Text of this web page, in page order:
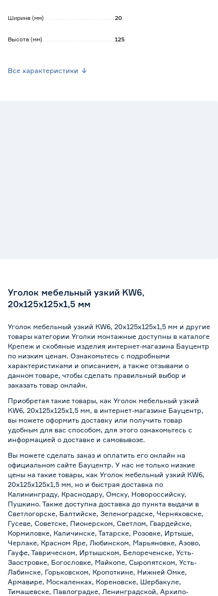
Ширина (мм) 20
Высота (мм) 125
Все характеристики
Уголок мебельный узкий KW6,
20х125х125х1,5 мм
Уголок мебельный узкий KW6, 20х125х125х1,5 мм и другие
товары категории Уголки монтажные доступны в каталоге
Крепеж и скобяные изделия интернет-магазина Бауцентр
по низким ценам. Ознакомьтесь с подробными
характеристиками и описанием, а также отзывами о
данном товаре, чтобы сделать правильный выбор и
заказать товар онлайн.
Приобретая такие товары, как Уголок мебельный узкий
KW6, 20х125х125х1,5 мм, в интернет-магазине Бауцентр,
вы можете оформить доставку или получить товар
удобным для вас способом, для этого ознакомьтесь с
информацией о доставке и самовывозе.
Вы можете сделать заказ и оплатить его онлайн на
официальном сайте Бауцентр. У нас не только низкие
цены на такие товары, как Уголок мебельный узкий KW6,
20х125х125х1,5 мм, но и быстрая доставка по
Калининграду, Краснодару, Омску, Новороссийску,
Пушкино. Также доступна доставка до пункта выдачи в
Светлогорске, Балтийске, Зеленоградске, Черняховске,
Гусеве, Советске, Пионерском, Светлом, Гвардейске,
Кормиловке, Каличинске, Татарске, Розовке, Иртыше,
Черлаке, Красном Яре, Любинском, Марьяновке, Азово,
Гауфе, Таврическом, Иртышском, Белореченске, Усть-
Заостровке, Богословке, Майкопе, Сыропятском, Усть-
Лабинске, Горьковском, Кропоткине, Нижней Омке,
Армавире, Москаленках, Кореновске, Шербакуле,
Тимашевске, Павлоградке, Ленинградской, Архипо-